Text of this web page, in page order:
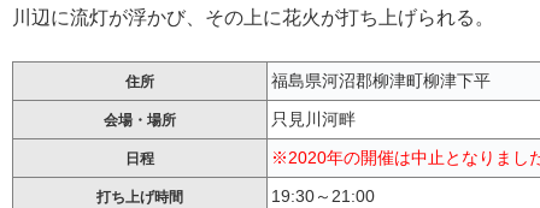
川辺に流灯が浮かび、その上に花火が打ち上げられる。
住所 福島県河沼郡柳津町柳津下平
会場・場所 只見川河畔
日程 ※2020年の開催は中止となりまし
打ち上げ時間 19:30～21:00